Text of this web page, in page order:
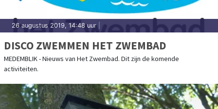
26 augustus 2019, 14:48 uur|
DISCO ZWEMMEN HET ZWEMBAD
MEDEMBLIK - Nieuws van Het Zwembad. Dit zijn de komende
activiteiten.